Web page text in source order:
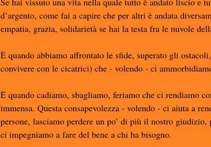
d’argento, come fai a capire che per altri è andata
empatia, grazia, solidarietà se hai la testa fra le nuvole
È quando abbiamo affrontato le sfide, superato gli
convivere con le cicatrici) che - volendo - ci
È quando cadiamo, sbagliamo, feriamo che ci rendiamo
immensa. Questa consapevolezza - volendo - ci aiuta a
persone, lasciamo perdere un po’ di più il nostro
ci impegniamo a fare del bene a chi ha bisogno.